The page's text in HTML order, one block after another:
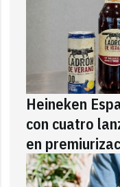
Heineken
con cuatro
en